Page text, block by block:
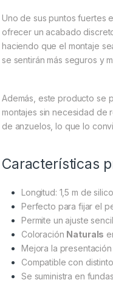
Uno de sus puntos fuertes
ofrecer un acabado
haciendo que el montaje
se sentirán más seguros y
Además, este producto se
montajes sin necesidad de
de anzuelos, lo que lo
Características
Longitud: 1,5 m de
Perfecto para fijar el
Permite un ajuste
Coloración Naturals
Mejora la
Compatible con
Se suministra en